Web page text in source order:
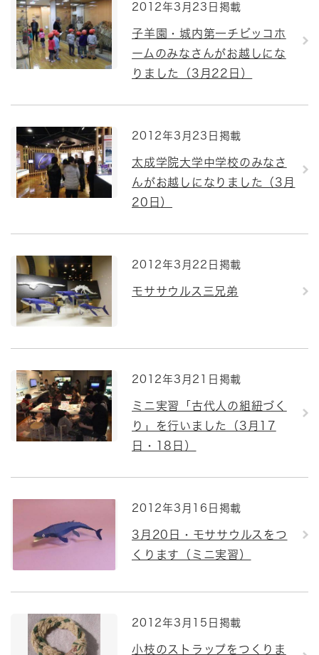
2012年3月23日掲載
子羊園・城内第一チビッコホ
ームのみなさんがお越しにな
りました（3月22日）
2012年3月23日掲載
太成学院大学中学校のみなさ
んがお越しになりました（3月
20日）
2012年3月22日掲載
モササウルス三兄弟
2012年3月21日掲載
ミニ実習「古代人の組紐づく
り」を行いました（3月17
日・18日）
2012年3月16日掲載
3月20日・モササウルスをつ
くります（ミニ実習）
2012年3月15日掲載
小枝のストラップをつくりま